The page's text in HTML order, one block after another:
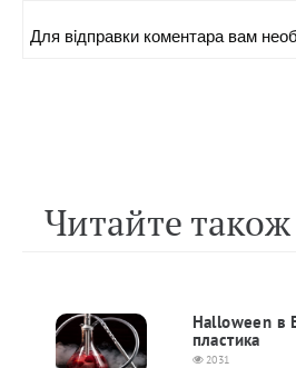
Для вiдправки коментара вам
Читайте також
Halloween в
пластика
2031